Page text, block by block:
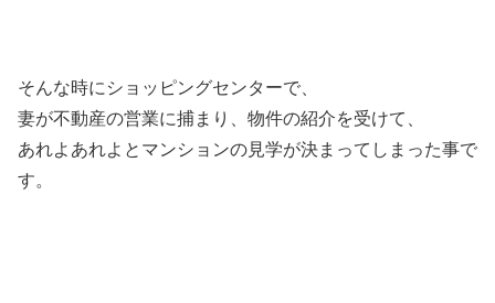
そんな時にショッピングセンターで、
妻が不動産の営業に捕まり、物件の紹介を受けて、
あれよあれよとマンションの見学が決まってしまった事で
す。